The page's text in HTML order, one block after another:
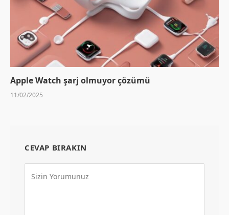
Apple Watch şarj olmuyor çözümü
11/02/2025
CEVAP BIRAKIN